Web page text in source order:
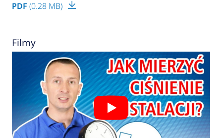
PDF (0.28 MB)
Filmy